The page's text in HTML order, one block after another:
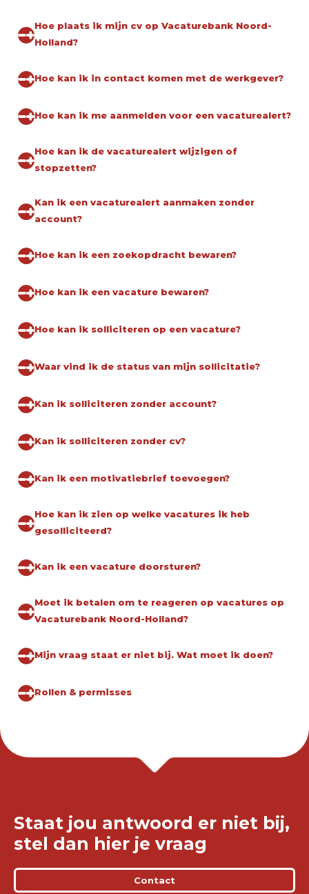
Hoe plaats ik mijn cv op Vacaturebank Noord-
Holland?
Hoe kan ik in contact komen met de werkgever?
Hoe kan ik me aanmelden voor een vacaturealert?
Hoe kan ik de vacaturealert wijzigen of
stopzetten?
Kan ik een vacaturealert aanmaken zonder
account?
Hoe kan ik een zoekopdracht bewaren?
Hoe kan ik een vacature bewaren?
Hoe kan ik solliciteren op een vacature?
Waar vind ik de status van mijn sollicitatie?
Kan ik solliciteren zonder account?
Kan ik solliciteren zonder cv?
Kan ik een motivatiebrief toevoegen?
Hoe kan ik zien op welke vacatures ik heb
gesolliciteerd?
Kan ik een vacature doorsturen?
Moet ik betalen om te reageren op vacatures op
Vacaturebank Noord-Holland?
Mijn vraag staat er niet bij. Wat moet ik doen?
Rollen & permisses
Staat jou antwoord er niet bij,
stel dan hier je vraag
Contact